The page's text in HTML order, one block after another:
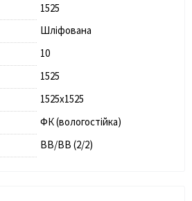
1525
Шліфована
10
1525
1525х1525
ФК (вологостійка)
ВВ/ВВ (2/2)